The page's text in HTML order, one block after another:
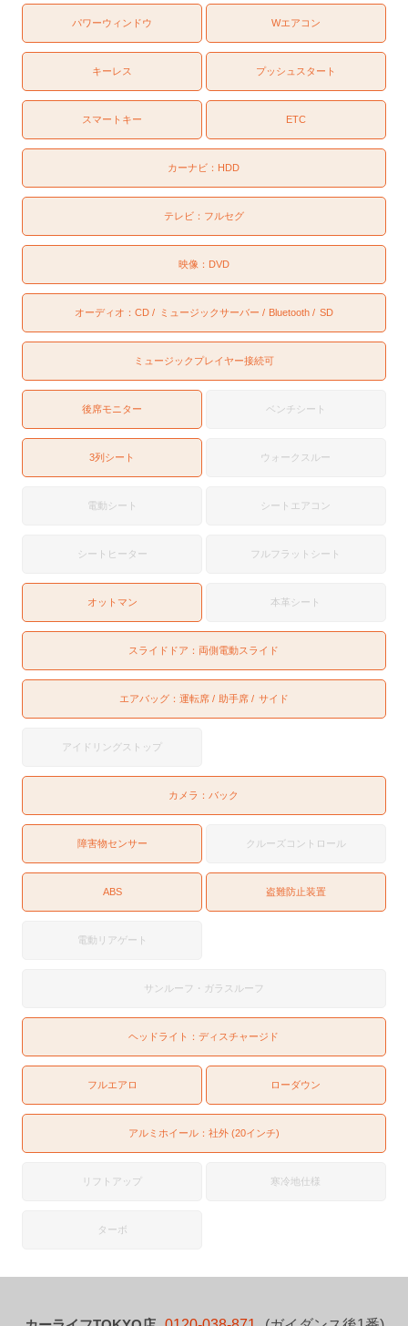
パワーウィンドウ Wエアコン
キーレス プッシュスタート
スマートキー ETC
カーナビ： HDD
テレビ： フルセグ
映像： DVD
オーディオ：CD ミュージックサーバー Bluetooth SD
ミュージックプレイヤー接続可
後席モニター ベンチシート
3列シート ウォークスルー
電動シート シートエアコン
シートヒーター フルフラットシート
オットマン 本革シート
スライドドア： 両側電動スライド
エアバッグ：運転席 助手席 サイド
アイドリングストップ
カメラ： バック
障害物センサー クルーズコントロール
ABS 盗難防止装置
電動リアゲート
サンルーフ・ガラスルーフ
ヘッドライト：ディスチャージド
フルエアロ ローダウン
アルミホイール：社外 (20インチ)
リフトアップ 寒冷地仕様
ターボ